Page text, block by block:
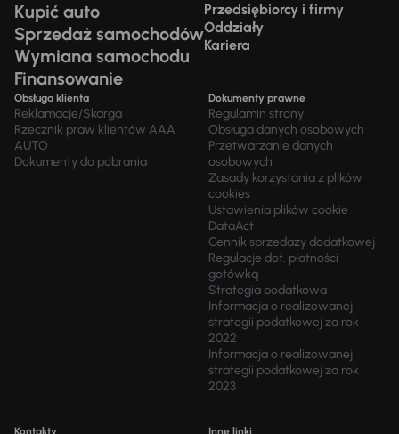
Kupić auto
Sprzedaż samochodów
Wymiana samochodu
Finansowanie
Przedsiębiorcy i firmy
Oddziały
Kariera
Obsługa klienta
Reklamacje/Skarga
Rzecznik praw klientów AAA
AUTO
Dokumenty do pobrania
Dokumenty prawne
Regulamin strony
Obsługa danych osobowych
Przetwarzanie danych
osobowych
Zasady korzystania z plików
cookies
Ustawienia plików cookie
DataAct
Cennik sprzedaży dodatkowej
Regulacje dot. płatności
gotówką
Strategia podatkowa
Informacja o realizowanej
strategii podatkowej za rok
2022
Informacja o realizowanej
strategii podatkowej za rok
2023
Kontakty Inne linki